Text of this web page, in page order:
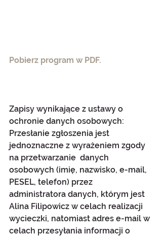
Pobierz program w PDF.
Zapisy wynikające z ustawy o
ochronie danych osobowych:
Przesłanie zgłoszenia jest
jednoznaczne z wyrażeniem zgody
na przetwarzanie  danych
osobowych (imię, nazwisko, e-mail,
PESEL, telefon) przez
administratora danych, którym jest
Alina Filipowicz w celach realizacji
wycieczki, natomiast adres e-mail w
celach przesyłania informacji o